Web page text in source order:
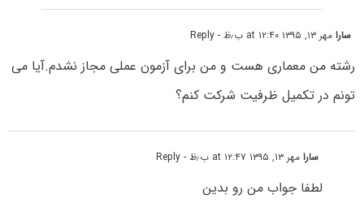
سارامهر ۱۳, ۱۳۹۵ at ۱۲:۴۰ ب٫ظ - Reply
رشته من معماری هست و من برای آزمون عملی مجاز نشدم.آیا می
تونم در تکمیل ظرفیت شرکت کنم؟
سارامهر ۱۳, ۱۳۹۵ at ۱۲:۴۷ ب٫ظ - Reply
لطفا جواب من رو بدین